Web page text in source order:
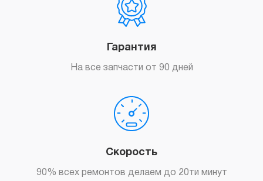
Гарантия
На все запчасти от 90 дней
Скорость
90% всех ремонтов делаем до 20ти минут